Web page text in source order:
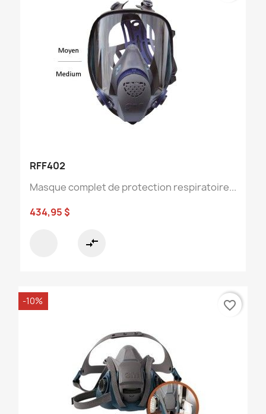
RFF402
Masque complet de protection respiratoire...
434,95 $
compare_arrows
-10% favorite_border